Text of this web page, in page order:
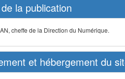
la publication
cheffe de la Direction du Numérique.
et hébergement du